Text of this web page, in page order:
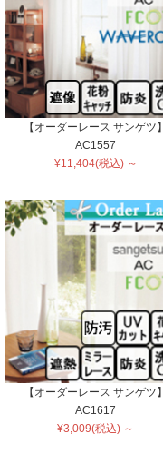
【オーダーレース サンゲツ】
AC1557
¥11,404(税込) ～
【オーダーレース サンゲツ】
AC1617
¥3,009(税込) ～